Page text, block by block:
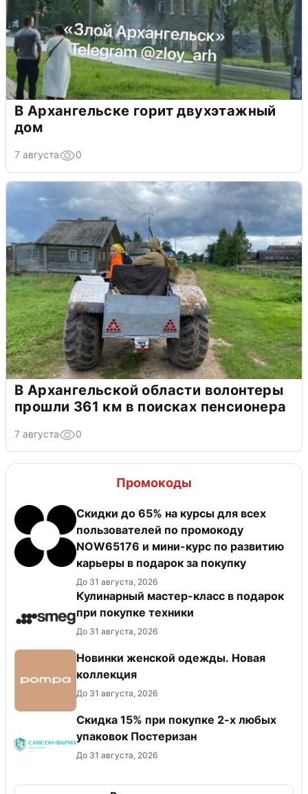
В Архангельске горит двухэтажный
дом
7 августа 0
В Архангельской области волонтеры
прошли 361 км в поисках пенсионера
7 августа 0
Промокоды
Скидки до 65% на курсы для всех
пользователей по промокоду
NOW65176 и мини-курс по развитию
карьеры в подарок за покупку
До 31 августа, 2026
Кулинарный мастер-класс в подарок
при покупке техники
До 31 августа, 2026
Новинки женской одежды. Новая
коллекция
До 31 августа, 2026
Скидка 15% при покупке 2-х любых
упаковок Постеризан
До 31 августа, 2026